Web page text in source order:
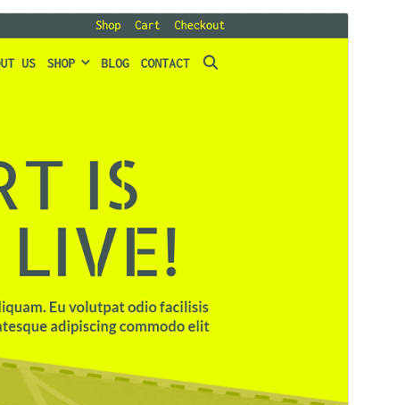
Tema comercial
Este tema es gratuito pero ofrece actualizaciones o
Última actualización
28 ’28+00:00′ abril ’28+00:00′ 2026
Instalaciones activas
Versión de PHP
Página de inicio del tema